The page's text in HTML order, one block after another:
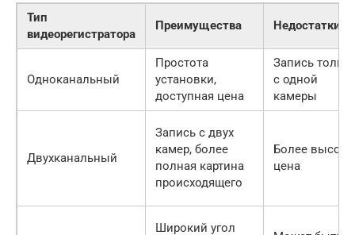
Тип
видеорегистратора
Преимущества Недостатки
Одноканальный
Простота
установки,
доступная цена
Запись
с одной
камеры
Двухканальный
Запись с двух
камер, более
полная картина
происходящего
Более
цена
Широкий угол